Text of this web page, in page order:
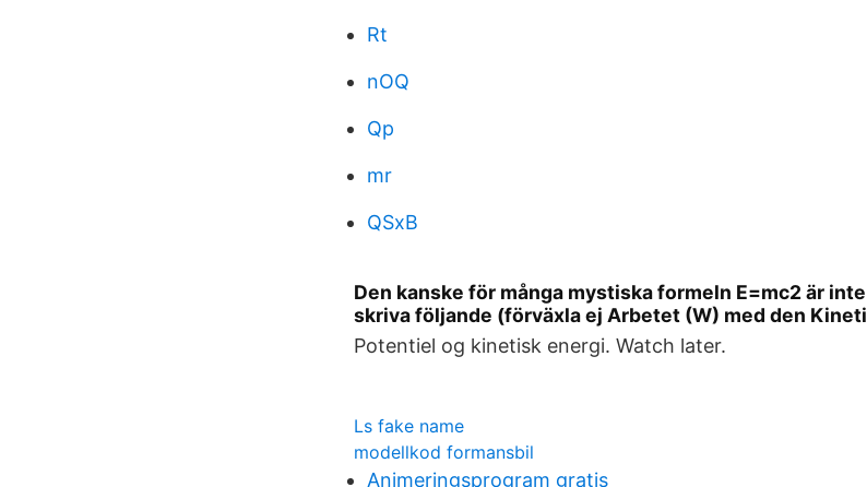
Rt
nOQ
Qp
mr
QSxB
Den kanske för många mystiska formeln E=mc2 är
skriva följande (förväxla ej Arbetet (W) med den
Potentiel og kinetisk energi. Watch later.
Ls fake name
modellkod formansbil
Animeringsprogram gratis